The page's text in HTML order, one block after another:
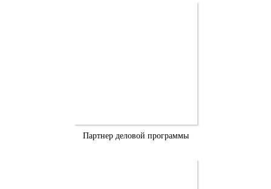
Партнер деловой программы